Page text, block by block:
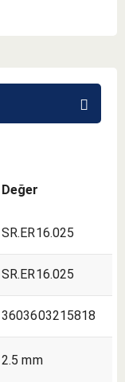
Değer
SR.ER16.025
SR.ER16.025
3603603215818
2.5 mm